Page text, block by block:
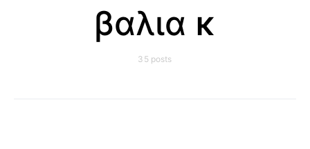
βαλια κ
35 posts